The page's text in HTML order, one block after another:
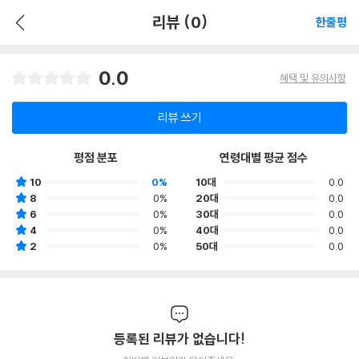
리뷰 (0) 한줄평
0.0 혜택 및 유의사항
리뷰 쓰기
평점 분포
10
0%
8
0%
6
0%
4
0%
2
0%
연령대별 평균 점수
10대
0.0
20대
0.0
30대
0.0
40대
0.0
50대
0.0
등록된 리뷰가 없습니다!